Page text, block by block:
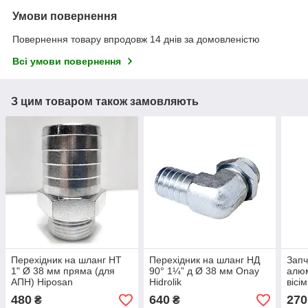
Умови повернення
Повернення товару впродовж 14 днів за домовленістю
Всі умови повернення
З цим товаром також замовляють
Перехідник на шланг НТ
1" Ø 38 мм пряма (для
АПН) Hiposan
480 ₴
Перехідник на шланг НД
90° 1¼” д Ø 38 мм Onay
Hidrolik
640₴ 270